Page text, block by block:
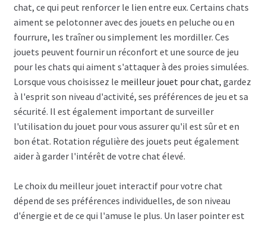
chat, ce qui peut renforcer le lien entre eux. Certains chats
aiment se pelotonner avec des jouets en peluche ou en
fourrure, les traîner ou simplement les mordiller. Ces
jouets peuvent fournir un réconfort et une source de jeu
pour les chats qui aiment s'attaquer à des proies simulées.
Lorsque vous choisissez le meilleur jouet pour chat, gardez
à l'esprit son niveau d'activité, ses préférences de jeu et sa
sécurité. Il est également important de surveiller
l'utilisation du jouet pour vous assurer qu'il est sûr et en
bon état. Rotation régulière des jouets peut également
aider à garder l'intérêt de votre chat élevé.
Le choix du meilleur jouet interactif pour votre chat
dépend de ses préférences individuelles, de son niveau
d'énergie et de ce qui l'amuse le plus. Un laser pointer est